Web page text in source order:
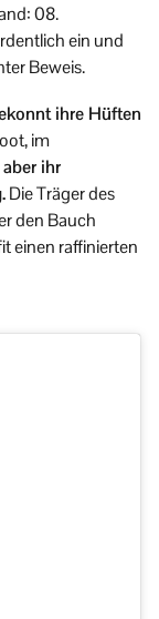
08.
ein und
Beweis.
ihre Hüften
im
ihr
Die Träger des
den Bauch
einen raffinierten